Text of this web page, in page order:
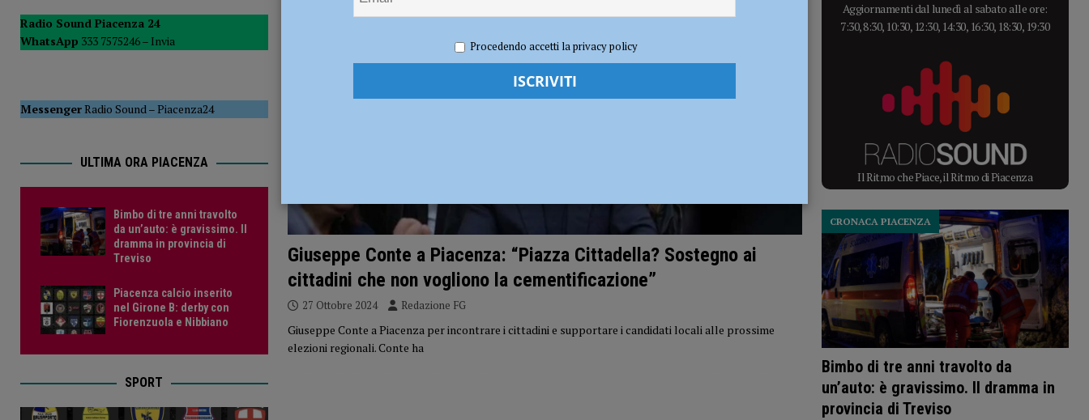
[ 6 Agosto 2026 ] Droga sulle strade, controlli a tappeto dei carabinieri: sette segnalati e stupefacenti sequestrati CRONACA
PIACENZA
Giuseppe Conte a Piacenza: “Piazza Cittadella? Sostegno ai
cittadini che non vogliono la cementificazione”
27 Ottobre 2024 Redazione FG
Giuseppe Conte a Piacenza per incontrare i cittadini e supportare i candidati locali alle prossime
elezioni regionali. Conte ha
Radio Sound Piacenza 24
WhatsApp 333 7575246 – Invia
MessengerRadio Sound–Piacenza24
ULTIMA ORA PIACENZA
Bimbo di tre anni travolto
da un’auto: è gravissimo. Il
dramma in provincia di
Treviso
Piacenza calcio inserito
nel Girone B: derby con
Fiorenzuola e Nibbiano
SPORT
Aggiornamenti dal lunedì al sabato alle ore:
7:30, 8:30, 10:30, 12:30, 14:30, 16:30, 18:30, 19:30
Il Ritmo che Piace, il Ritmo di Piacenza
Bimbo di tre anni travolto da
un’auto: è gravissimo. Il dramma in
provincia di Treviso
CRONACA PIACENZA
Procedendo accetti la privacy policy